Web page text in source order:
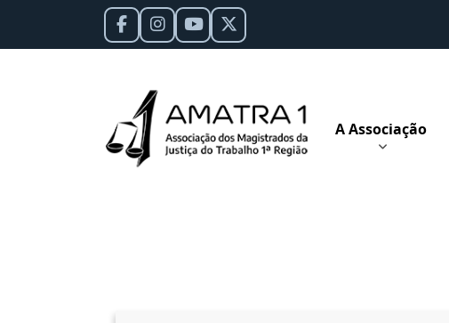
A Associação